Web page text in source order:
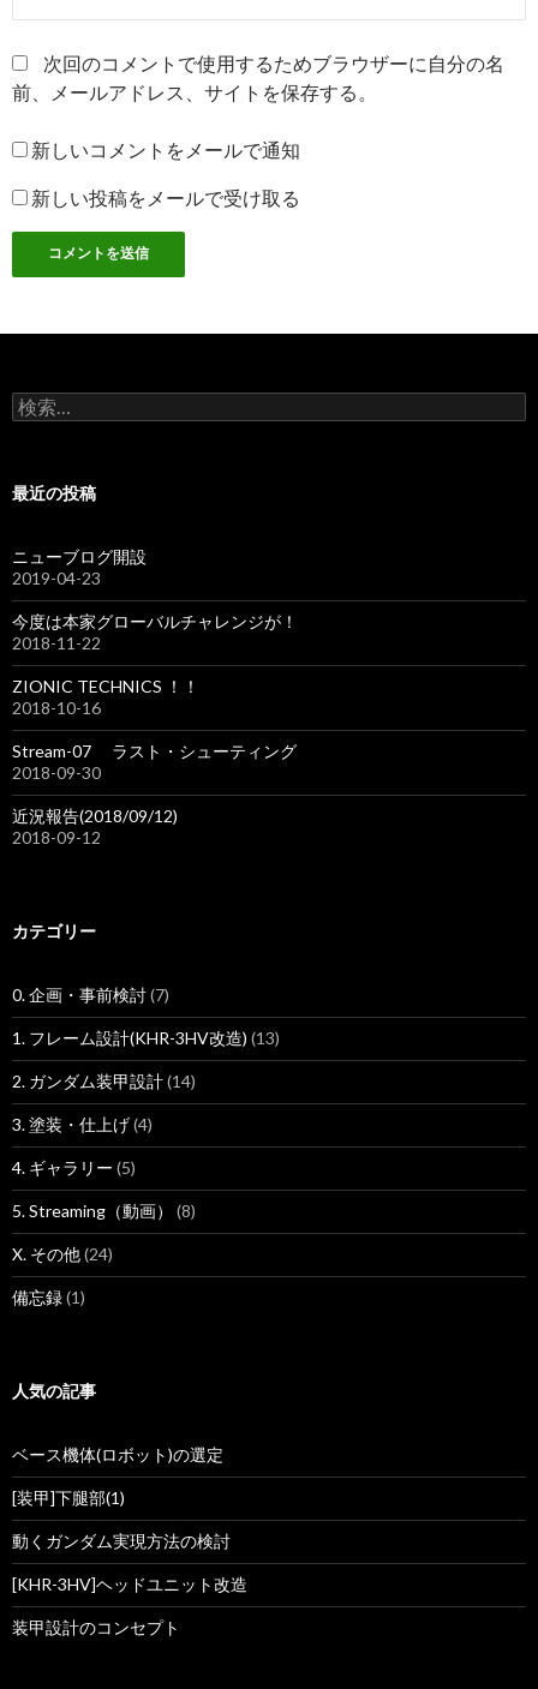
次回のコメントで使用するためブラウザーに自分の名
前、メールアドレス、サイトを保存する。
新しいコメントをメールで通知
新しい投稿をメールで受け取る
検
索:
最近の投稿
ニューブログ開設
2019-04-23
今度は本家グローバルチャレンジが！
2018-11-22
ZIONIC TECHNICS ！！
2018-10-16
Stream-07 ラスト・シューティング
2018-09-30
近況報告(2018/09/12)
2018-09-12
カテゴリー
0. 企画・事前検討(7)
1. フレーム設計(KHR-3HV改造) (13)
2. ガンダム装甲設計(14)
3. 塗装・仕上げ(4)
4. ギャラリー (5)
5. Streaming（動画） (8)
X. その他(24)
備忘録(1)
人気の記事
ベース機体(ロボット)の選定
[装甲]下腿部(1)
動くガンダム実現方法の検討
[KHR-3HV]ヘッドユニット改造
装甲設計のコンセプト